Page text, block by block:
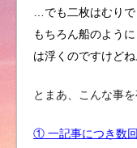
…でも二枚はむりで
もちろん船のよう
は浮くのですけどね
とまあ、こんな事
① 一記事につき数